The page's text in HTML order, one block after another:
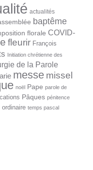
actualités
baptême
florale COVID-
fleurir François
Initiation chrétienne des
de la Parole
messe missel
noël Pape parole de
Pâques pénitence
temps pascal